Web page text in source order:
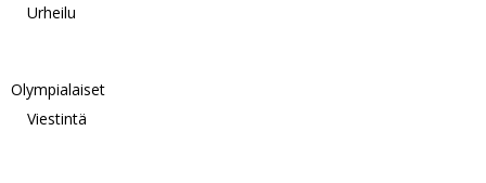
Urheilu
Olympialaiset
Viestintä